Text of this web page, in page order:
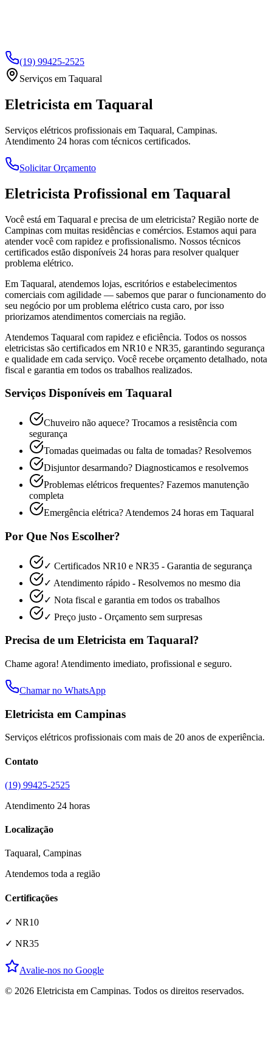
(19) 99425-2525
Serviços em Taquaral
Eletricista em Taquaral
Serviços elétricos profissionais em Taquaral, Campinas.
Atendimento 24 horas com técnicos certificados.
Solicitar Orçamento
Eletricista Profissional em Taquaral
Você está em Taquaral e precisa de um eletricista? Região norte de
Campinas com muitas residências e comércios. Estamos aqui para
atender você com rapidez e profissionalismo. Nossos técnicos
certificados estão disponíveis 24 horas para resolver qualquer
problema elétrico.
Em Taquaral, atendemos lojas, escritórios e estabelecimentos
comerciais com agilidade — sabemos que parar o funcionamento do
seu negócio por um problema elétrico custa caro, por isso
priorizamos atendimentos comerciais na região.
Atendemos Taquaral com rapidez e eficiência. Todos os nossos
eletricistas são certificados em NR10 e NR35, garantindo segurança
e qualidade em cada serviço. Você recebe orçamento detalhado, nota
fiscal e garantia em todos os trabalhos realizados.
Serviços Disponíveis em Taquaral
Chuveiro não aquece? Trocamos a resistência com
segurança
Tomadas queimadas ou falta de tomadas? Resolvemos
Disjuntor desarmando? Diagnosticamos e resolvemos
Problemas elétricos frequentes? Fazemos manutenção
completa
Emergência elétrica? Atendemos 24 horas em Taquaral
Por Que Nos Escolher?
✓ Certificados NR10 e NR35 - Garantia de segurança
✓ Atendimento rápido - Resolvemos no mesmo dia
✓ Nota fiscal e garantia em todos os trabalhos
✓ Preço justo - Orçamento sem surpresas
Precisa de um Eletricista em Taquaral?
Chame agora! Atendimento imediato, profissional e seguro.
Chamar no WhatsApp
Eletricista em Campinas
Serviços elétricos profissionais com mais de 20 anos de experiência.
Contato
(19) 99425-2525
Atendimento 24 horas
Localização
Taquaral, Campinas
Atendemos toda a região
Certificações
✓ NR10
✓ NR35
Avalie-nos no Google
© 2026 Eletricista em Campinas. Todos os direitos reservados.